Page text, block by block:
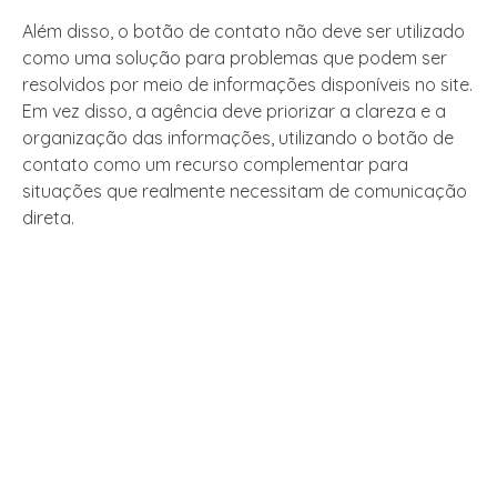
Além disso, o botão de contato não deve ser utilizado
como uma solução para problemas que podem ser
resolvidos por meio de informações disponíveis no site.
Em vez disso, a agência deve priorizar a clareza e a
organização das informações, utilizando o botão de
contato como um recurso complementar para
situações que realmente necessitam de comunicação
direta.